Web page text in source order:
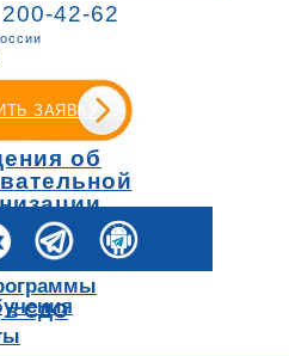
42-62
ЗАЯВКУ
об
в СДО